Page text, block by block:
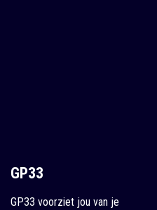
GP33
GP33 voorziet jou van je